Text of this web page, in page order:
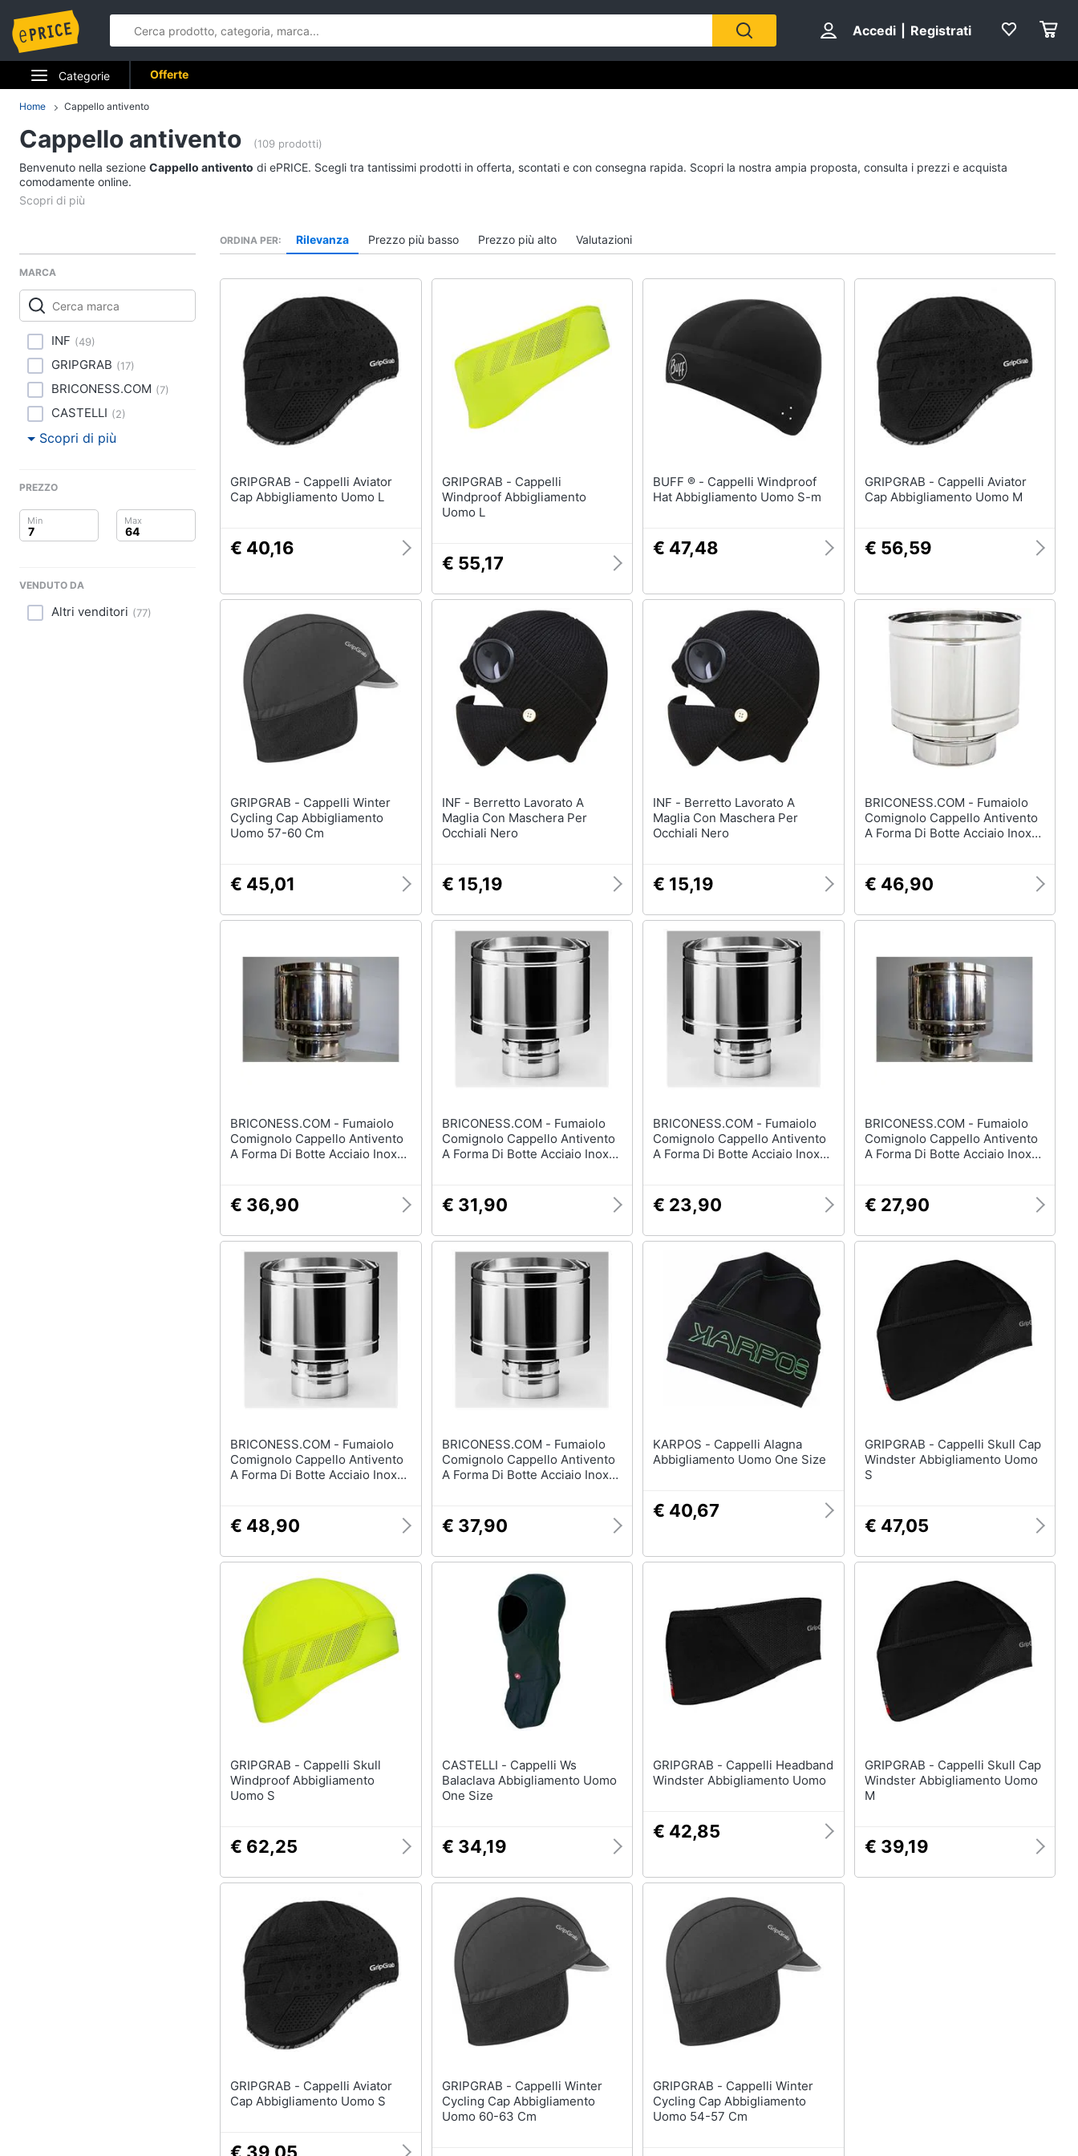
Accedi Registrati
Categorie
Elettrodomestici
Informatica
Telefonia
Smart home
Videogiochi
Audio e musica
Clima
Arredo
Brico e Giardinaggio
Giocattoli
Fotografia
Offerte
Home Cappello antivento
Cappello antivento (109 prodotti)
Benvenuto nella sezione Cappello antivento di ePRICE. Scegli tra tantissimi prodotti in offerta, scontati e con consegna rapida. Scopri la nostra ampia proposta, consulta i prezzi e acquista
comodamente online.
MARCA
INF (49)
GRIPGRAB (17)
BRICONESS.COM (7)
CASTELLI (2)
Scopri di più
PREZZO
VENDUTO DA
Altri venditori (77)
ORDINA PER Rilevanza Prezzo più basso Prezzo più alto Valutazioni
GRIPGRAB - Cappelli Aviator
Cap Abbigliamento Uomo L
€ 40,16
GRIPGRAB - Cappelli
Windproof Abbigliamento
Uomo L
€ 55,17
BUFF ® - Cappelli Windproof
Hat Abbigliamento Uomo S-m
€ 47,48
GRIPGRAB - Cappelli Aviator
Cap Abbigliamento Uomo M
€ 56,59
GRIPGRAB - Cappelli Winter
Cycling Cap Abbigliamento
Uomo 57-60 Cm
€ 45,01
INF - Berretto Lavorato A
Maglia Con Maschera Per
Occhiali Nero
€ 15,19
INF - Berretto Lavorato A
Maglia Con Maschera Per
Occhiali Nero
€ 15,19
BRICONESS.COM - Fumaiolo
Comignolo Cappello Antivento
A Forma Di Botte Acciaio Inox
€ 46,90
BRICONESS.COM - Fumaiolo
Comignolo Cappello Antivento
A Forma Di Botte Acciaio Inox
€ 36,90
BRICONESS.COM - Fumaiolo
Comignolo Cappello Antivento
A Forma Di Botte Acciaio Inox
€ 31,90
BRICONESS.COM - Fumaiolo
Comignolo Cappello Antivento
A Forma Di Botte Acciaio Inox
€ 23,90
BRICONESS.COM - Fumaiolo
Comignolo Cappello Antivento
A Forma Di Botte Acciaio Inox
€ 27,90
BRICONESS.COM - Fumaiolo
Comignolo Cappello Antivento
A Forma Di Botte Acciaio Inox
€ 48,90
BRICONESS.COM - Fumaiolo
Comignolo Cappello Antivento
A Forma Di Botte Acciaio Inox
€ 37,90
KARPOS - Cappelli Alagna
Abbigliamento Uomo One Size
€ 40,67
GRIPGRAB - Cappelli Skull Cap
Windster Abbigliamento Uomo
S
€ 47,05
GRIPGRAB - Cappelli Skull
Windproof Abbigliamento
Uomo S
€ 62,25
CASTELLI - Cappelli Ws
Balaclava Abbigliamento Uomo
One Size
€ 34,19
GRIPGRAB - Cappelli Headband
Windster Abbigliamento Uomo
€ 42,85
GRIPGRAB - Cappelli Skull Cap
Windster Abbigliamento Uomo
M
€ 39,19
GRIPGRAB - Cappelli Aviator
Cap Abbigliamento Uomo S
GRIPGRAB - Cappelli Winter
Cycling Cap Abbigliamento
Uomo 60-63 Cm
GRIPGRAB - Cappelli Winter
Cycling Cap Abbigliamento
Uomo 54-57 Cm